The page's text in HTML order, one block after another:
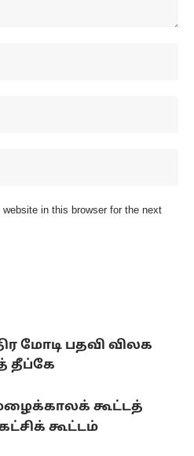
in this browser for the next
மோடி பதவி விலக
தீப்கே
கூட்டத்
கூட்டம்